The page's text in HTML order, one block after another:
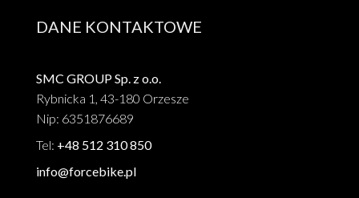
DANE KONTAKTOWE
SMC GROUP Sp. z o.o.
Rybnicka 1, 43-180 Orzesze
Nip: 6351876689
Tel: +48 512 310 850
info@forcebike.pl